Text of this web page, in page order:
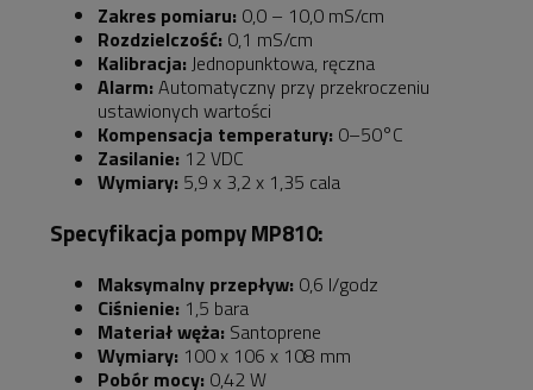
Zakres pomiaru: 0,0 – 10,0 mS/cm
Rozdzielczość: 0,1 mS/cm
Kalibracja: Jednopunktowa, ręczna
Alarm: Automatyczny przy przekroczeniu
ustawionych wartości
Kompensacja temperatury: 0–50°C
Zasilanie: 12 VDC
Wymiary: 5,9 x 3,2 x 1,35 cala
Specyfikacja pompy MP810:
Maksymalny przepływ: 0,6 l/godz
Ciśnienie: 1,5 bara
Materiał węża: Santoprene
Wymiary: 100 x 106 x 108 mm
Pobór mocy: 0,42 W